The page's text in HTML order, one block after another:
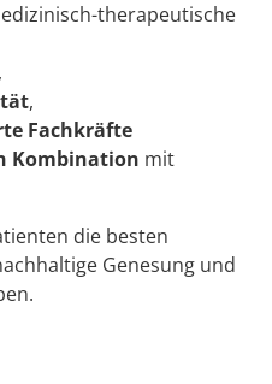
therapeutische
,
,
Fachkräfte
Kombination mit
die besten
Genesung und